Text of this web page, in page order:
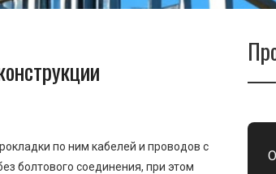
по ним кабелей и проводов с
болтового соединения, при этом